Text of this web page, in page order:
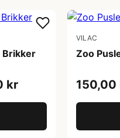
kr
VILAC
Zoo
150,00